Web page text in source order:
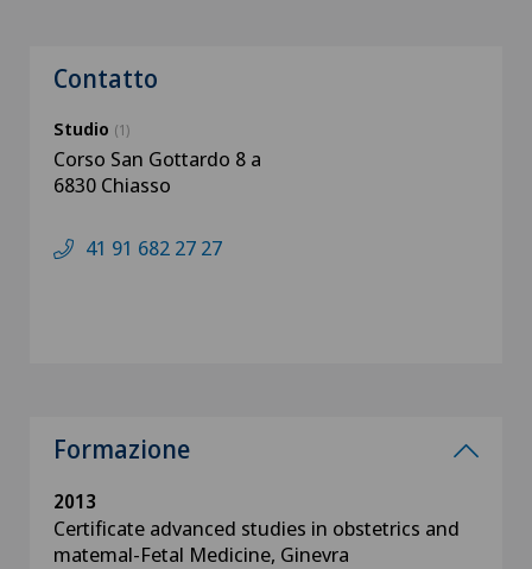
Contatto
Studio (1)
Corso San Gottardo 8 a
6830 Chiasso
41 91 682 27 27
Formazione
2013
Certificate advanced studies in obstetrics and
matemal-Fetal Medicine, Ginevra